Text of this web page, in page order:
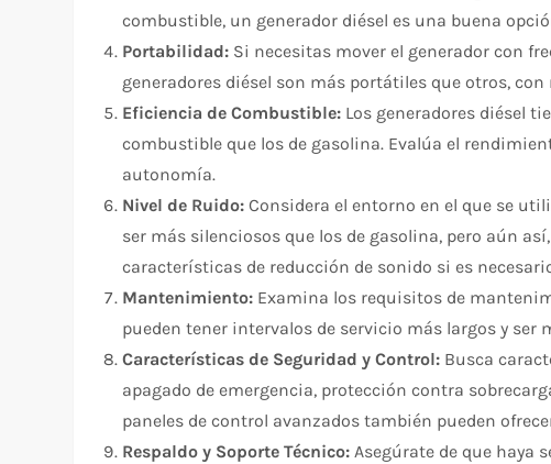
combustible, un generador diésel es una buena
Portabilidad: Si necesitas mover el generador con
generadores diésel son más portátiles que otros,
Eficiencia de Combustible: Los generadores diésel
combustible que los de gasolina. Evalúa el
autonomía.
Nivel de Ruido: Considera el entorno en el que se
ser más silenciosos que los de gasolina, pero aún
características de reducción de sonido si es
Mantenimiento: Examina los requisitos de
pueden tener intervalos de servicio más largos y ser
Características de Seguridad y Control: Busca
apagado de emergencia, protección contra
paneles de control avanzados también pueden
Respaldo y Soporte Técnico: Asegúrate de que haya